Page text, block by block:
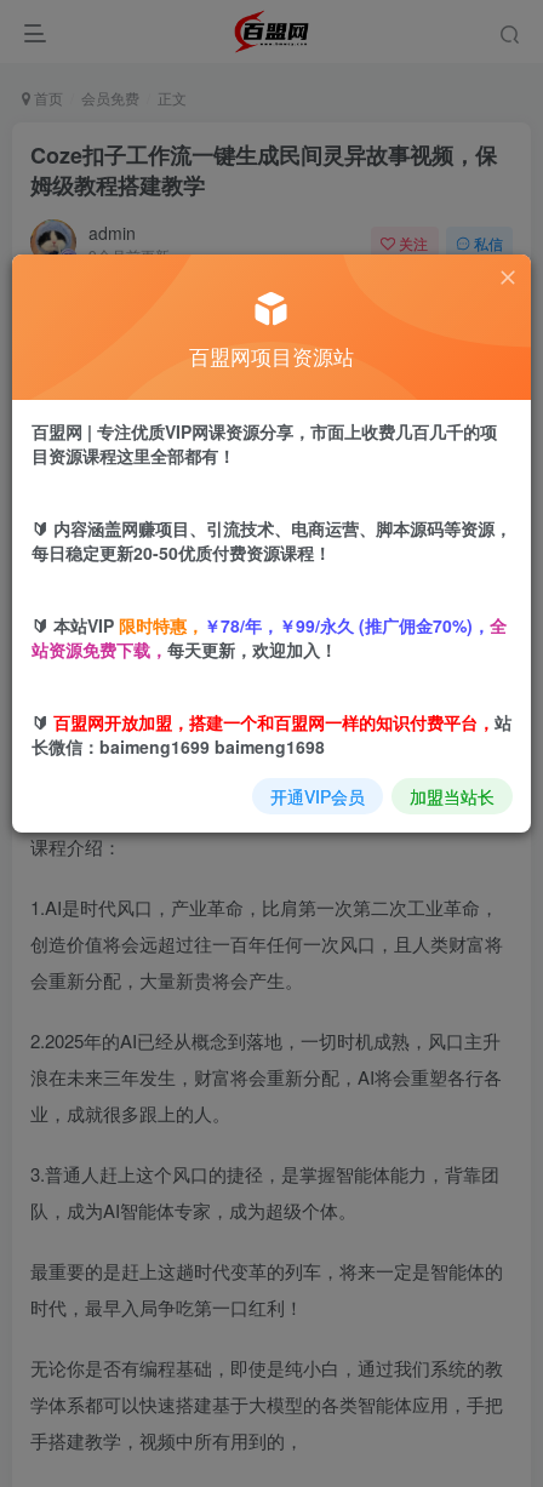
首页 会员免费 正文
Coze扣子工作流一键生成民间灵异故事视频，保
姆级教程搭建教学
admin
9个月前更新
关注 私信
盟币 9.9
立即购买
Coze扣子工作流一键生成民间灵异故事视频，保姆级教程搭
课程介绍：
1.AI是时代风口，产业革命，比肩第一次第二次工业革命，
创造价值将会远超过往一百年任何一次风口，且人类财富将
会重新分配，大量新贵将会产生。
2.2025年的AI已经从概念到落地，一切时机成熟，风口主升
浪在未来三年发生，财富将会重新分配，AI将会重塑各行各
业，成就很多跟上的人。
3.普通人赶上这个风口的捷径，是掌握智能体能力，背靠团
队，成为AI智能体专家，成为超级个体。
最重要的是赶上这趟时代变革的列车，将来一定是智能体的
时代，最早入局争吃第一口红利！
无论你是否有编程基础，即使是纯小白，通过我们系统的教
学体系都可以快速搭建基于大模型的各类智能体应用，手把
手搭建教学，视频中所有用到的，
百盟网项目资源站
百盟网 | 专注优质VIP网课资源分享，市面上收费几百几千的项
目资源课程这里全部都有！
🔰 内容涵盖网赚项目、引流技术、电商运营、脚本源码等资源，
每日稳定更新20-50优质付费资源课程！
🔰 本站VIP 限时特惠， ￥78/年，￥99/永久 (推广佣金70%)， 全
站资源免费下载， 每天更新，欢迎加入！
🔰 百盟网开放加盟，搭建一个和百盟网一样的知识付费平台， 站
长微信：baimeng1699 baimeng1698
开通VIP会员 加盟当站长